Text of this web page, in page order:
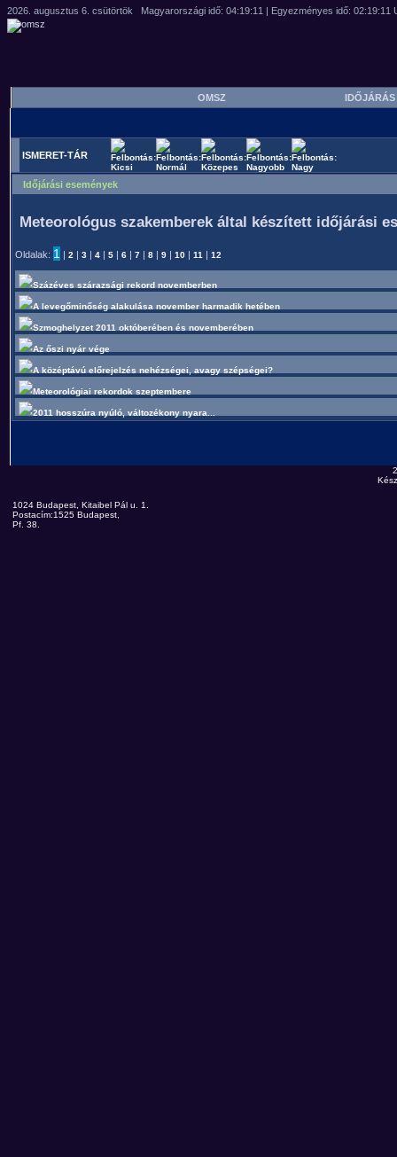
OMSZ
ISMERET-TÁR
Időjárási események
Meteorológus szakemberek által készített időjárási
Oldalak: 1 2 3 4 5 6 7 8 9 10 11 12
Százéves szárazsági rekord novemberben
A levegőminőség alakulása november harmadik hetében
Szmoghelyzet 2011 októberében és novemberében
Az őszi nyár vége
A középtávú előrejelzés nehézségei, avagy szépségei?
Meteorológiai rekordok szeptembere
2011 hosszúra nyúló, változékony nyara...
1024 Budapest, Kitaibel Pál u. 1.
Postacím:1525 Budapest,
Pf. 38.